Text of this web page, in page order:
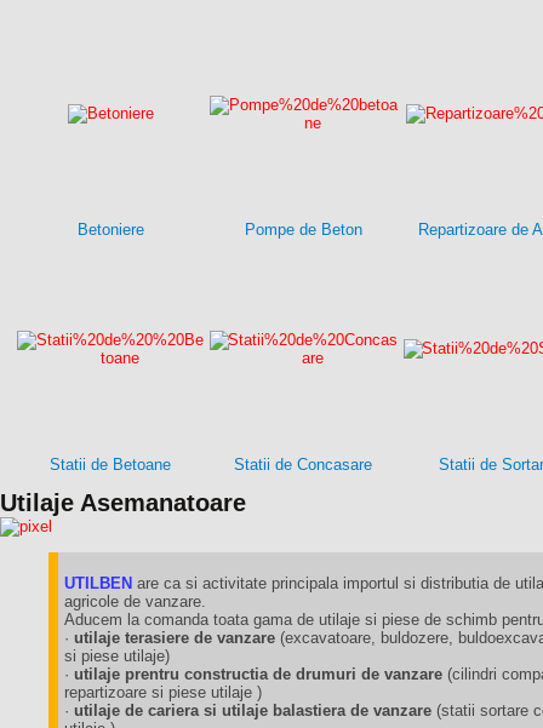
Betoniere Pompe de Beton Repartizoare de
Statii de Betoane Statii de Concasare Statii de
Utilaje Asemanatoare
UTILBEN are ca si activitate principala importul si distributia de
agricole de vanzare.
Aducem la comanda toata gama de utilaje si piese de schimb
· utilaje terasiere de vanzare (excavatoare, buldozere,
si piese utilaje)
· utilaje prentru constructia de drumuri de vanzare (cilindri
repartizoare si piese utilaje )
· utilaje de cariera si utilaje balastiera de vanzare (statii sortare